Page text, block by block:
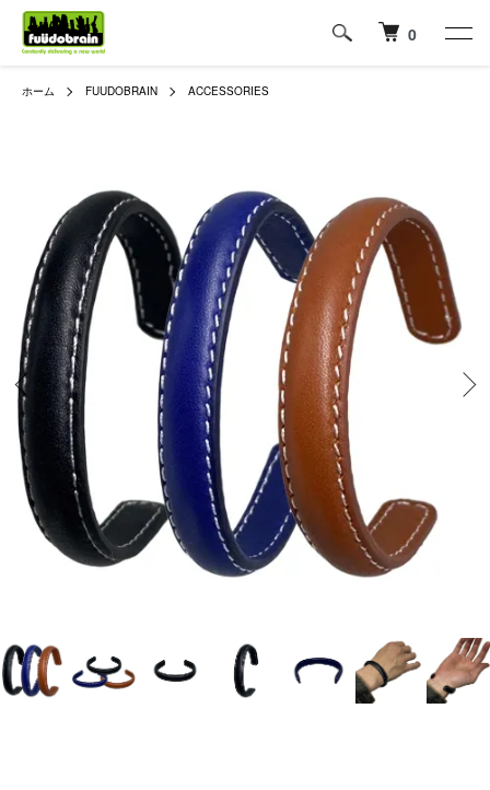
0
ホーム FUUDOBRAIN ACCESSORIES